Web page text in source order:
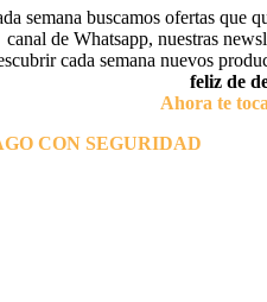
semana buscamos ofertas que
canal de Whatsapp, nuestras
cada semana nuevos
feliz de
Ahora te
CON SEGURIDAD